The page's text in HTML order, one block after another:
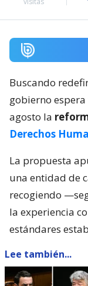
Buscando
gobierno
agosto la
Derechos
La propuesta
una entidad de
recogiendo
la experiencia
estándares
Lee también...